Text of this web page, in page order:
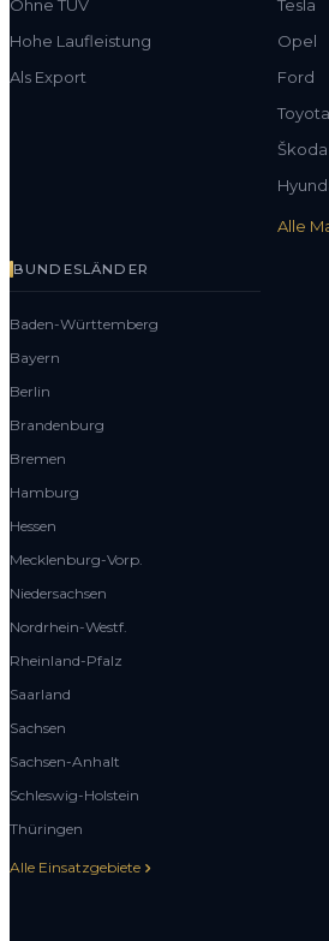
Ohne TÜV
Hohe Laufleistung
Als Export
Tesla
Opel
Ford
Toyota
Škoda
Alle
BUNDESLÄNDER
Baden-Württemberg
Bayern
Berlin
Brandenburg
Bremen
Hamburg
Hessen
Mecklenburg-Vorp.
Niedersachsen
Nordrhein-Westf.
Rheinland-Pfalz
Saarland
Sachsen
Sachsen-Anhalt
Schleswig-Holstein
Thüringen
Alle Einsatzgebiete